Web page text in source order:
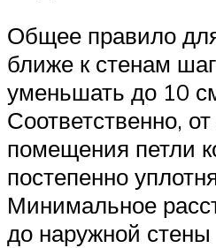
Общее правило
ближе к стенам
уменьшать до 10
Соответственно,
помещения петли
постепенно
Минимальное
до наружной